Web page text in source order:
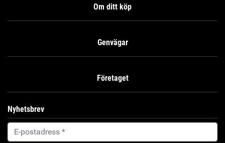
Om ditt köp
Genvägar
Företaget
Nyhetsbrev